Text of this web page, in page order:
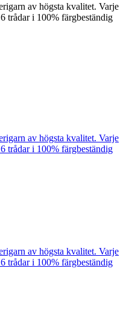
av högsta kvalitet. Varje
trådar i 100% färgbeständig
av högsta kvalitet. Varje
trådar i 100% färgbeständig
av högsta kvalitet. Varje
trådar i 100% färgbeständig